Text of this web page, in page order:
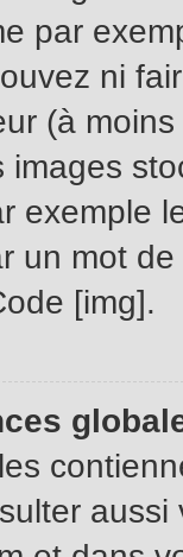
par
ni
(à
exemple
un mot
[img].